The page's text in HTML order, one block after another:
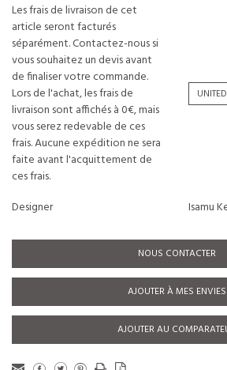
Les frais de livraison de cet
article seront facturés
séparément. Contactez-nous si
vous souhaitez un devis avant
de finaliser votre commande.
Lors de l'achat, les frais de
livraison sont affichés à 0€, mais
vous serez redevable de ces
frais. Aucune expédition ne sera
faite avant l'acquittement de
ces frais.
Designer
Isamu
NOUS CONTACTER
AJOUTER À MES ENVIES
AJOUTER AU